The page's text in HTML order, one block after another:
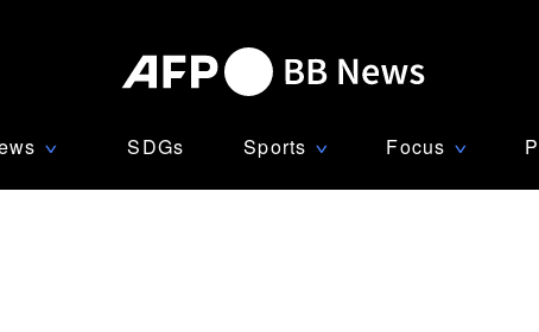
∨ SDGs Sports ∨ Focus ∨